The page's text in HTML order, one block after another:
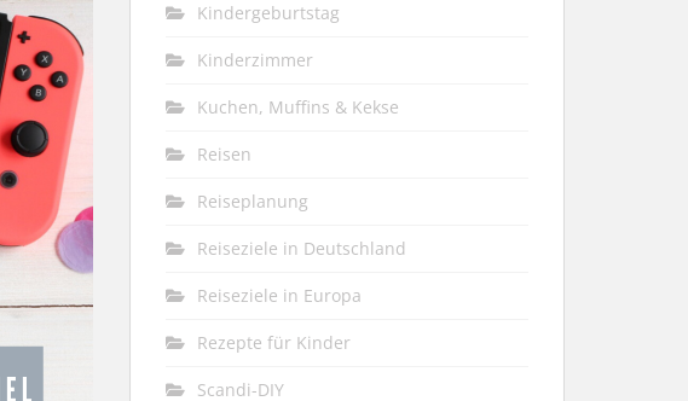
Kindergeburtstag
Kinderzimmer
Kuchen, Muffins & Kekse
Reisen
Reiseplanung
Reiseziele in Deutschland
Reiseziele in Europa
Rezepte für Kinder
Scandi-DIY